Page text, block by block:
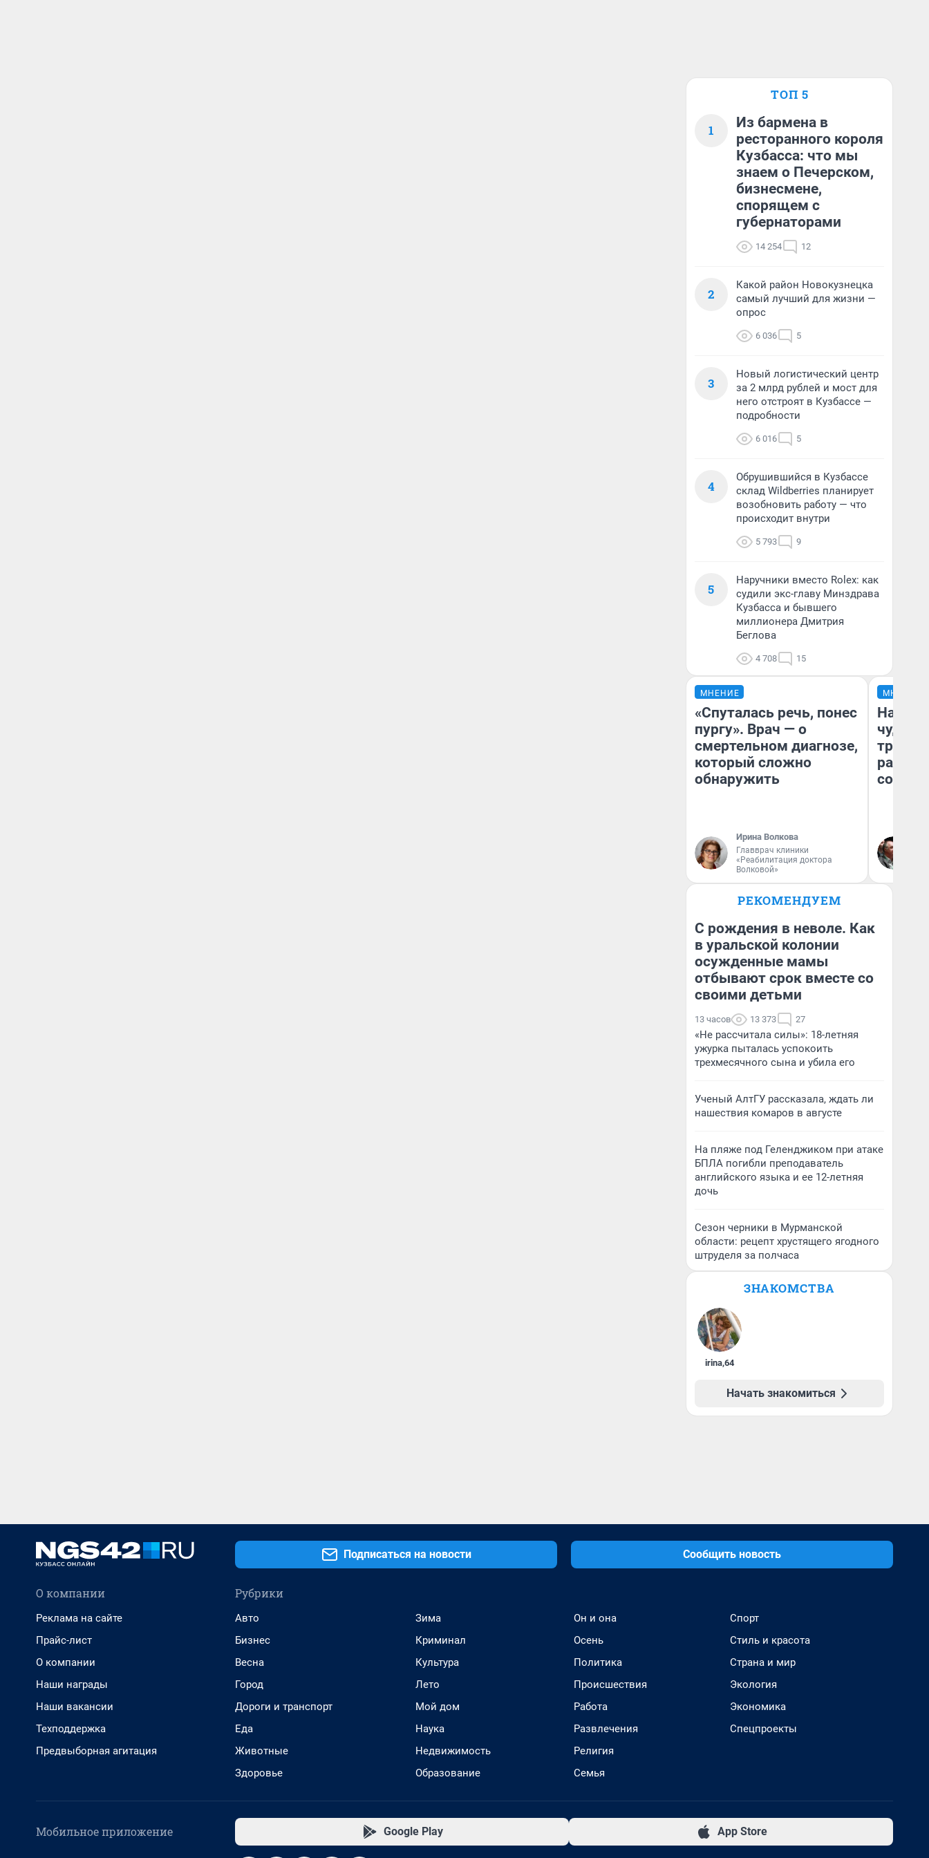
ТОП 5
1
Из бармена в
ресторанного короля
Кузбасса: что мы
знаем о Печерском,
бизнесмене,
спорящем с
губернаторами
14 254 12
2
Какой район Новокузнецка
самый лучший для жизни —
опрос
6 036 5
3
Новый логистический центр
за 2 млрд рублей и мост для
него отстроят в Кузбассе —
подробности
6 016 5
4
Обрушившийся в Кузбассе
склад Wildberries планирует
возобновить работу — что
происходит внутри
5 793 9
5
Наручники вместо Rolex: как
судили экс-главу Минздрава
Кузбасса и бывшего
миллионера Дмитрия
Беглова
4 708 15
МНЕНИЕ
«Спуталась речь, понес
пургу». Врач — о
смертельном диагнозе,
который сложно
обнаружить
Ирина Волкова
Главврач клиники
«Реабилитация доктора
Волковой»
МНЕНИЕ
чудом
РЕКОМЕНДУЕМ
С рождения в неволе. Как
в уральской колонии
осужденные мамы
отбывают срок вместе со
своими детьми
13 часов 13 373 27
«Не рассчитала силы»: 18-летняя
ужурка пыталась успокоить
трехмесячного сына и убила его
Ученый АлтГУ рассказала, ждать ли
нашествия комаров в августе
На пляже под Геленджиком при атаке
БПЛА погибли преподаватель
английского языка и ее 12-летняя
дочь
Сезон черники в Мурманской
области: рецепт хрустящего ягодного
штруделя за полчаса
ЗНАКОМСТВА
irina,64
Начать знакомиться
Подписаться на новости Сообщить новость
О компании
Реклама на сайте
Прайс-лист
О компании
Наши награды
Наши вакансии
Техподдержка
Предвыборная агитация
Рубрики
Авто
Бизнес
Весна
Город
Дороги и транспорт
Еда
Животные
Здоровье
Зима
Криминал
Культура
Лето
Мой дом
Наука
Недвижимость
Образование
Он и она
Осень
Политика
Происшествия
Работа
Развлечения
Религия
Семья
Спорт
Стиль и красота
Страна и мир
Экология
Экономика
Спецпроекты
Мобильное приложение Google Play App Store